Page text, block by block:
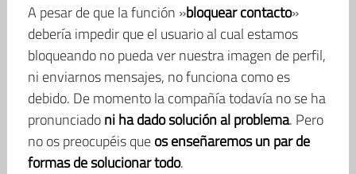
A pesar de que la función »bloquear contacto»
debería impedir que el usuario al cual estamos
bloqueando no pueda ver nuestra imagen de perfil,
ni enviarnos mensajes, no funciona como es
debido. De momento la compañía todavía no se ha
pronunciadoni ha dado solución al problema. Pero
no os preocupéis queos enseñaremos un par de
formas de solucionar todo.